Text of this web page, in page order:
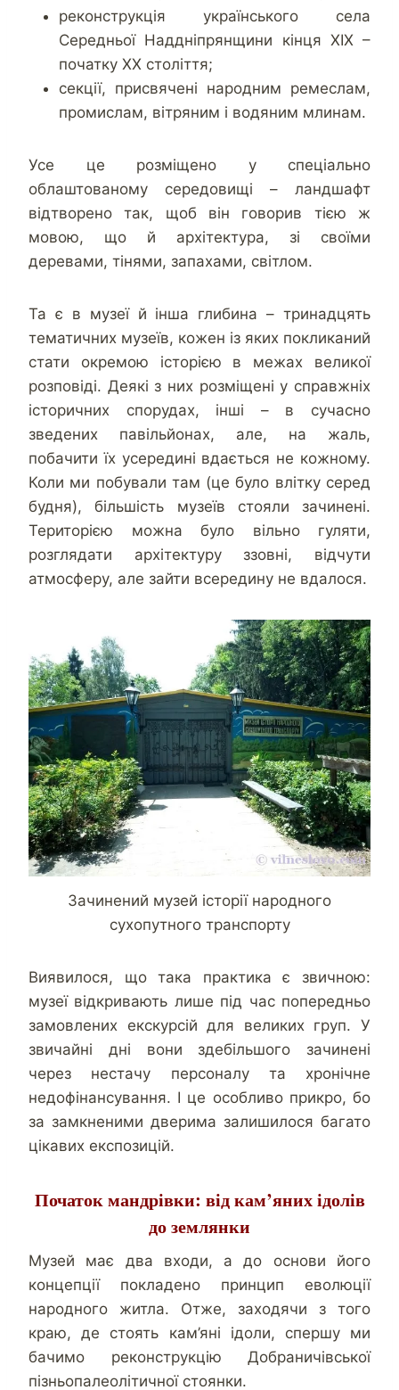
реконструкція українського села
Середньої Наддніпрянщини кінця XIX –
початку XX століття;
секції, присвячені народним ремеслам,
промислам, вітряним і водяним млинам.
Усе це розміщено у спеціально
облаштованому середовищі – ландшафт
відтворено так, щоб він говорив тією ж
мовою, що й архітектура, зі своїми
деревами, тінями, запахами, світлом.
Та є в музеї й інша глибина – тринадцять
тематичних музеїв, кожен із яких покликаний
стати окремою історією в межах великої
розповіді. Деякі з них розміщені у справжніх
історичних спорудах, інші – в сучасно
зведених павільйонах, але, на жаль,
побачити їх усередині вдається не кожному.
Коли ми побували там (це було влітку серед
будня), більшість музеїв стояли зачинені.
Територією можна було вільно гуляти,
розглядати архітектуру ззовні, відчути
атмосферу, але зайти всередину не вдалося.
Зачинений музей історії народного
сухопутного транспорту
Виявилося, що така практика є звичною:
музеї відкривають лише під час попередньо
замовлених екскурсій для великих груп. У
звичайні дні вони здебільшого зачинені
через нестачу персоналу та хронічне
недофінансування. І це особливо прикро, бо
за замкненими дверима залишилося багато
цікавих експозицій.
Початок мандрівки: від кам’яних ідолів
до землянки
Музей має два входи, а до основи його
концепції покладено принцип еволюції
народного житла. Отже, заходячи з того
краю, де стоять кам’яні ідоли, спершу ми
бачимо реконструкцію Добраничівської
пізньопалеолітичної стоянки.